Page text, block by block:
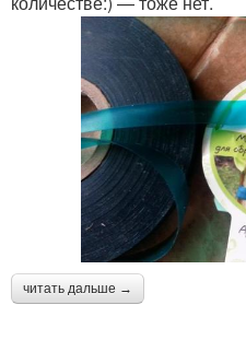
читать дальше →